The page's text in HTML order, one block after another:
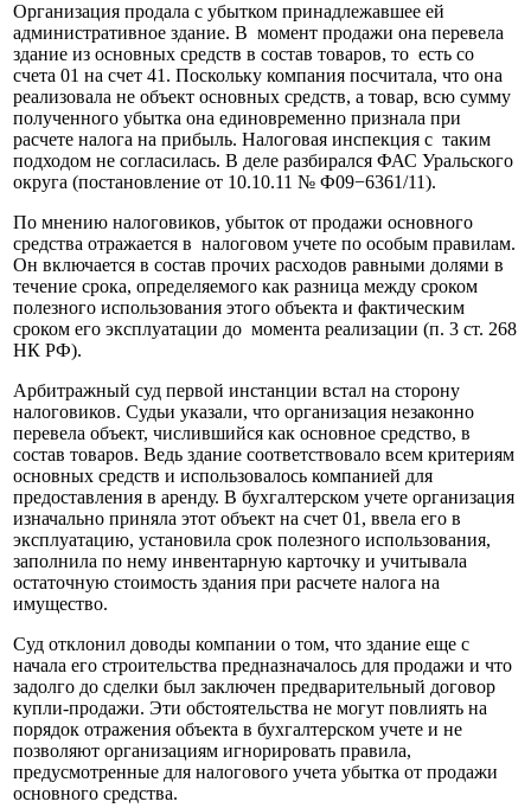
Организация продала с убытком принадлежавшее ей
административное здание. В момент продажи она перевела
здание из основных средств в состав товаров, то есть со
счета 01 на счет 41. Поскольку компания посчитала, что она
реализовала не объект основных средств, а товар, всю сумму
полученного убытка она единовременно признала при
расчете налога на прибыль. Налоговая инспекция с таким
подходом не согласилась. В деле разбирался ФАС Уральского
округа (постановление от 10.10.11 № Ф09−6361/11).
По мнению налоговиков, убыток от продажи основного
средства отражается в налоговом учете по особым правилам.
Он включается в состав прочих расходов равными долями в
течение срока, определяемого как разница между сроком
полезного использования этого объекта и фактическим
сроком его эксплуатации до момента реализации (п. 3 ст. 268
НК РФ).
Арбитражный суд первой инстанции встал на сторону
налоговиков. Судьи указали, что организация незаконно
перевела объект, числившийся как основное средство, в
состав товаров. Ведь здание соответствовало всем критериям
основных средств и использовалось компанией для
предоставления в аренду. В бухгалтерском учете организация
изначально приняла этот объект на счет 01, ввела его в
эксплуатацию, установила срок полезного использования,
заполнила по нему инвентарную карточку и учитывала
остаточную стоимость здания при расчете налога на
имущество.
Суд отклонил доводы компании о том, что здание еще с
начала его строительства предназначалось для продажи и что
задолго до сделки был заключен предварительный договор
купли-продажи. Эти обстоятельства не могут повлиять на
порядок отражения объекта в бухгалтерском учете и не
позволяют организациям игнорировать правила,
предусмотренные для налогового учета убытка от продажи
основного средства.